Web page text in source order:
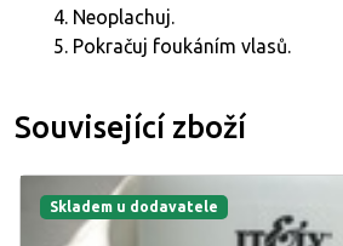
Neoplachuj.
Pokračuj foukáním vlasů.
Související zboží
Skladem u dodavatele